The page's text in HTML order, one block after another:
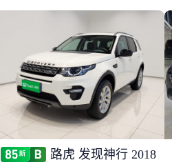
路虎 发现神行 2018